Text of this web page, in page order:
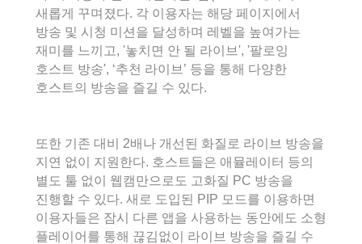
새롭게 꾸며졌다. 각 이용자는 해당 페이지에서
방송 및 시청 미션을 달성하며 레벨을 높여가는
재미를 느끼고, '놓치면 안 될 라이브', '팔로잉
호스트 방송', ‘추천 라이브’ 등을 통해 다양한
호스트의 방송을 즐길 수 있다.
또한 기존 대비 2배나 개선된 화질로 라이브 방송을
지연 없이 지원한다. 호스트들은 애뮬레이터 등의
별도 툴 없이 웹캠만으로도 고화질 PC 방송을
진행할 수 있다. 새로 도입된 PIP 모드를 이용하면
이용자들은 잠시 다른 앱을 사용하는 동안에도 소형
플레이어를 통해 끊김없이 라이브 방송을 즐길 수